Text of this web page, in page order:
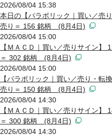
2026/08/04 15:38
本日の【パラボリック｜買い／
売り＝ 156 銘柄 (8月4日)
2026/08/04 15:00
【ＭＡＣＤ｜買い／売りサイン
＝ 302 銘柄 (8月4日)
2026/08/04 15:00
【パラボリック｜買い／売り・
売り＝ 150 銘柄 (8月4日)
2026/08/04 14:30
【ＭＡＣＤ｜買い／売りサイン
＝ 300 銘柄 (8月4日)
2026/08/04 14:30